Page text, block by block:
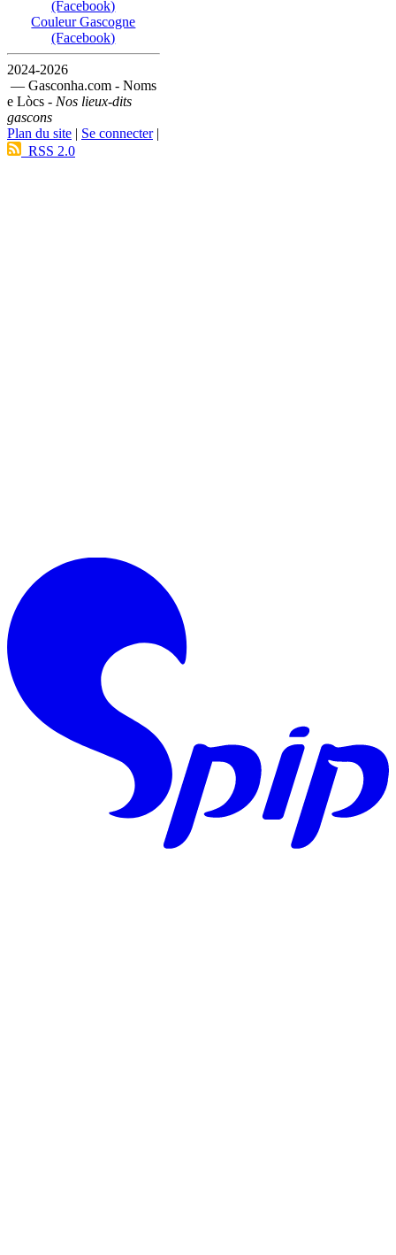
(Facebook)
Couleur Gascogne
(Facebook)
2024-2026
— Gasconha.com - Noms
e Lòcs - Nos lieux-dits
gascons
Plan du site | Se connecter|
RSS 2.0